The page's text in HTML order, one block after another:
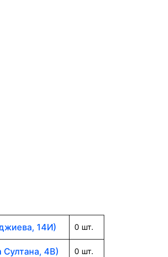
14И) 0 шт.
Султана, 4В) 0 шт.